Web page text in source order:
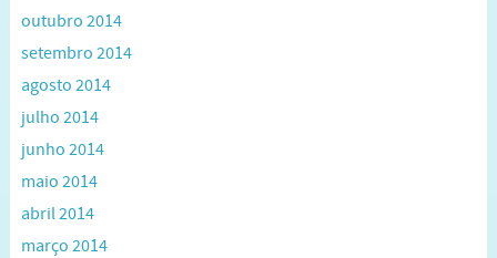
outubro 2014
setembro 2014
agosto 2014
julho 2014
junho 2014
maio 2014
abril 2014
março 2014